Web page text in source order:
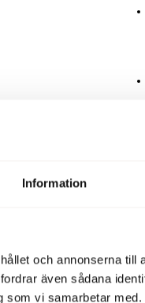
Information
och annonserna till
även sådana
vi samarbetar